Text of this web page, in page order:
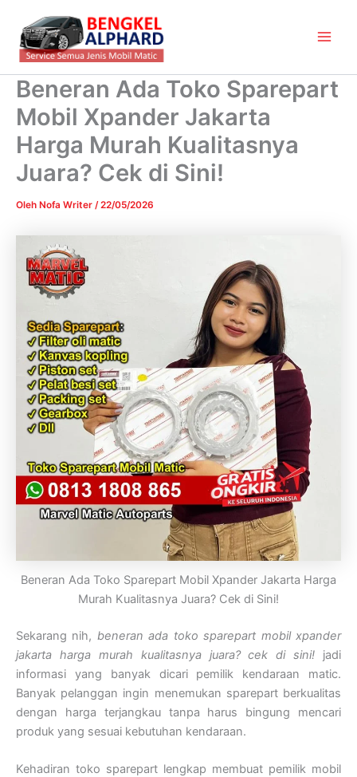
konten
Beneran Ada Toko Sparepart
Mobil Xpander Jakarta
Harga Murah Kualitasnya
Juara? Cek di Sini!
Oleh Nofa Writer /22/05/2026
Beneran Ada Toko Sparepart Mobil Xpander Jakarta Harga
Murah Kualitasnya Juara? Cek di Sini!
Sekarang nih, beneran ada toko sparepart mobil xpander
jakarta harga murah kualitasnya juara? cek di sini! jadi
informasi yang banyak dicari pemilik kendaraan matic.
Banyak pelanggan ingin menemukan sparepart berkualitas
dengan harga terjangkau tanpa harus bingung mencari
produk yang sesuai kebutuhan kendaraan.
Kehadiran toko sparepart lengkap membuat pemilik mobil